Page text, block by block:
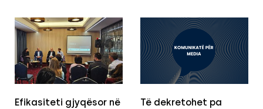
Efikasiteti gjyqësor në
Të dekretohet pa